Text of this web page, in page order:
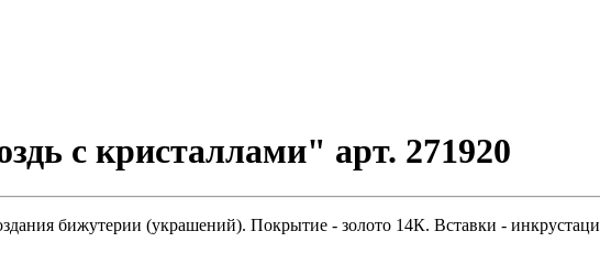
с кристаллами" арт. 271920
бижутерии (украшений). Покрытие - золото 14К. Вставки -